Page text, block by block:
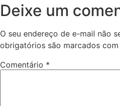
Deixe um
O seu endereço de e-mail não
obrigatórios são marcados com
Comentário *